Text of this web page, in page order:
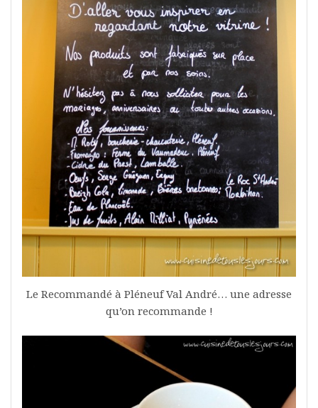
Le Recommandé à Pléneuf Val André… une adresse
qu’on recommande !